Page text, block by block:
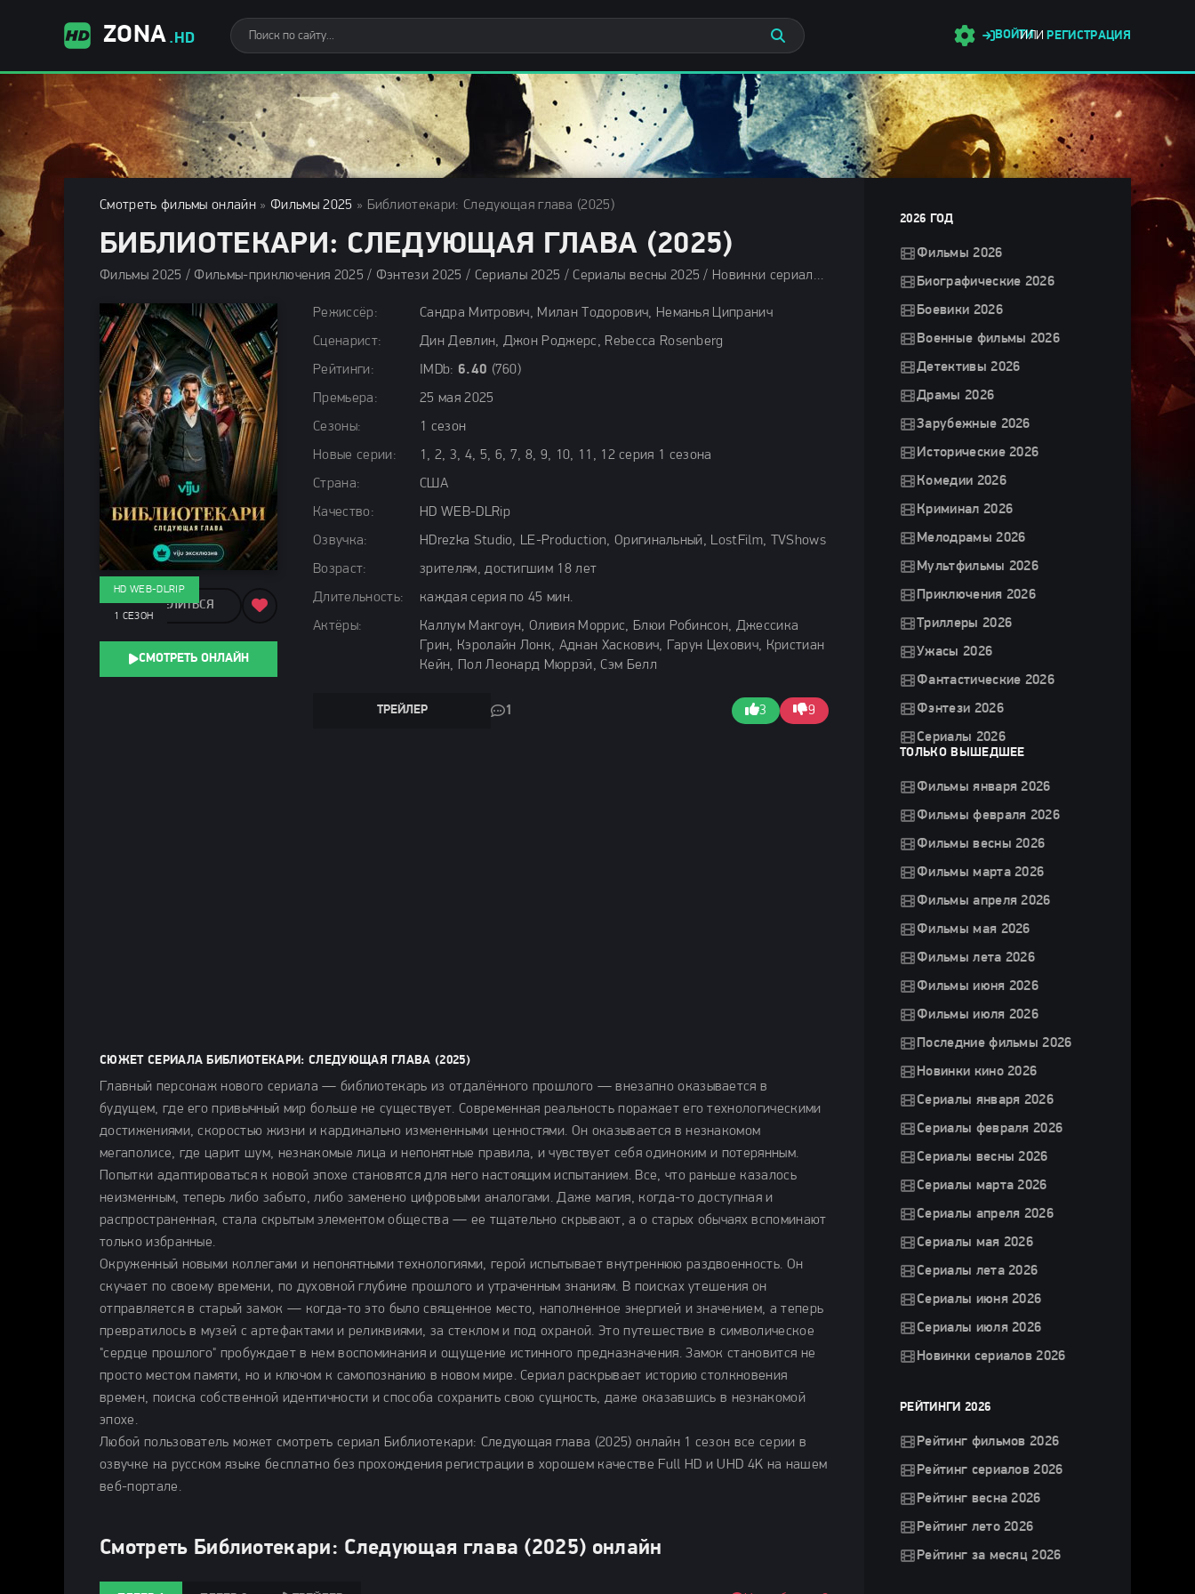
ZONA .HD ВОЙТИ
ИЛИ РЕГИСТРАЦИЯ
Смотреть фильмы онлайн » Фильмы 2025 » Библиотекари: Следующая глава (2025)
БИБЛИОТЕКАРИ: СЛЕДУЮЩАЯ ГЛАВА (2025)
Фильмы 2025 / Фильмы-приключения 2025 / Фэнтези 2025 / Сериалы 2025 / Сериалы весны 2025 / Новинки сериалов 2025 / Смотреть фильмы онлайн
Режиссёр:
Сандра Митрович, Милан Тодорович, Неманья Ципранич
Сценарист:
Дин Девлин, Джон Роджерс, Rebecca Rosenberg
Рейтинги:
IMDb: 6.40 (760)
Премьера:
25 мая 2025
Сезоны:
1 сезон
Новые серии:
1, 2, 3, 4, 5, 6, 7, 8, 9, 10, 11, 12 серия 1 сезона
Страна:
США
Качество:
HD WEB-DLRip
Озвучка:
HDrezka Studio, LE-Production, Оригинальный, LostFilm, TVShows
Возраст:
зрителям, достигшим 18 лет
Длительность:
каждая серия по 45 мин.
Актёры:
Каллум Макгоун, Оливия Моррис, Блюи Робинсон, Джессика
Грин, Кэролайн Лонк, Аднан Хаскович, Гарун Цехович, Кристиан
Кейн, Пол Леонард Мюррэй, Сэм Белл
ТРЕЙЛЕР 1 3 9
HD WEB-DLRIP
1 СЕЗОН
ПОДЕЛИТЬСЯ
СМОТРЕТЬ ОНЛАЙН
СЮЖЕТ СЕРИАЛА БИБЛИОТЕКАРИ: СЛЕДУЮЩАЯ ГЛАВА (2025)
Главный персонаж нового сериала — библиотекарь из отдалённого прошлого — внезапно оказывается в
будущем, где его привычный мир больше не существует. Современная реальность поражает его технологическими
достижениями, скоростью жизни и кардинально измененными ценностями. Он оказывается в незнакомом
мегаполисе, где царит шум, незнакомые лица и непонятные правила, и чувствует себя одиноким и потерянным.
Попытки адаптироваться к новой эпохе становятся для него настоящим испытанием. Все, что раньше казалось
неизменным, теперь либо забыто, либо заменено цифровыми аналогами. Даже магия, когда-то доступная и
распространенная, стала скрытым элементом общества — ее тщательно скрывают, а о старых обычаях вспоминают
только избранные.
Окруженный новыми коллегами и непонятными технологиями, герой испытывает внутреннюю раздвоенность. Он
скучает по своему времени, по духовной глубине прошлого и утраченным знаниям. В поисках утешения он
отправляется в старый замок — когда-то это было священное место, наполненное энергией и значением, а теперь
превратилось в музей с артефактами и реликвиями, за стеклом и под охраной. Это путешествие в символическое
"сердце прошлого" пробуждает в нем воспоминания и ощущение истинного предназначения. Замок становится не
просто местом памяти, но и ключом к самопознанию в новом мире. Сериал раскрывает историю столкновения
времен, поиска собственной идентичности и способа сохранить свою сущность, даже оказавшись в незнакомой
эпохе.
Любой пользователь может смотреть сериал Библиотекари: Следующая глава (2025) онлайн 1 сезон все серии в
озвучке на русском языке бесплатно без прохождения регистрации в хорошем качестве Full HD и UHD 4K на нашем
веб-портале.
Смотреть Библиотекари: Следующая глава (2025) онлайн
2026 ГОД
Фильмы 2026
Биографические 2026
Боевики 2026
Военные фильмы 2026
Детективы 2026
Драмы 2026
Зарубежные 2026
Исторические 2026
Комедии 2026
Криминал 2026
Мелодрамы 2026
Мультфильмы 2026
Приключения 2026
Триллеры 2026
Ужасы 2026
Фантастические 2026
Фэнтези 2026
Сериалы 2026
ТОЛЬКО ВЫШЕДШЕЕ
Фильмы января 2026
Фильмы февраля 2026
Фильмы весны 2026
Фильмы марта 2026
Фильмы апреля 2026
Фильмы мая 2026
Фильмы лета 2026
Фильмы июня 2026
Фильмы июля 2026
Последние фильмы 2026
Новинки кино 2026
Сериалы января 2026
Сериалы февраля 2026
Сериалы весны 2026
Сериалы марта 2026
Сериалы апреля 2026
Сериалы мая 2026
Сериалы лета 2026
Сериалы июня 2026
Сериалы июля 2026
Новинки сериалов 2026
РЕЙТИНГИ 2026
Рейтинг фильмов 2026
Рейтинг сериалов 2026
Рейтинг весна 2026
Рейтинг лето 2026
Рейтинг за месяц 2026